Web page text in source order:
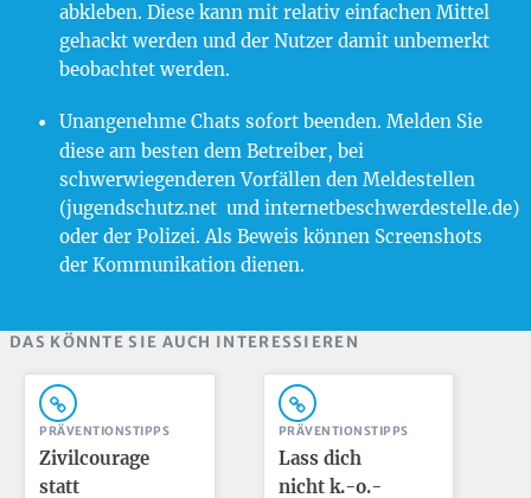
abkleben. Diese kann mit relativ einfachen Mittel
gehackt werden und der Nutzer damit unbemerkt
beobachtet werden.
Unangenehme Chats sofort beenden. Melden Sie
diese am besten dem Betreiber, bei
schwerwiegenderen Vorfällen den Meldestellen
(jugendschutz.net und internetbeschwerdestelle.de)
oder der Polizei. Als Beweis können Screenshots
der Kommunikation dienen.
DAS KÖNNTE SIE AUCH INTERESSIEREN
PRÄVENTIONSTIPPS
Zivilcourage
statt
PRÄVENTIONSTIPPS
Lass dich
nicht k.-o.-